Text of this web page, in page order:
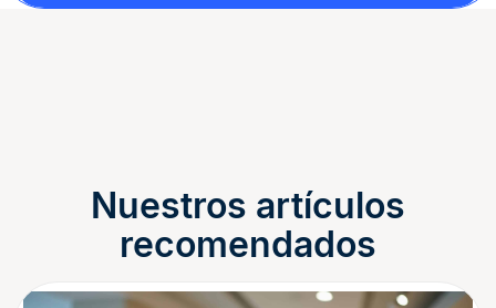
Nuestros artículos
recomendados